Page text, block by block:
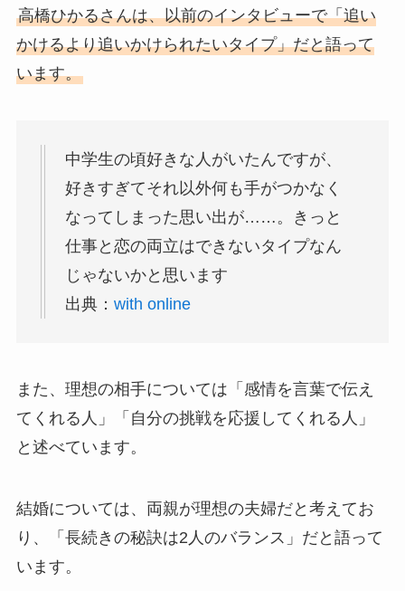
高橋ひかるさんは、以前のインタビューで「追い
かけるより追いかけられたいタイプ」だと語って
います。
中学生の頃好きな人がいたんですが、
好きすぎてそれ以外何も手がつかなく
なってしまった思い出が……。きっと
仕事と恋の両立はできないタイプなん
じゃないかと思います
出典： with online
また、理想の相手については「感情を言葉で伝え
てくれる人」「自分の挑戦を応援してくれる人」
と述べています。
結婚については、両親が理想の夫婦だと考えてお
り、「長続きの秘訣は2人のバランス」だと語って
います。